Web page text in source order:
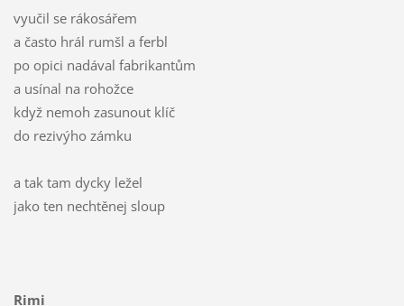
vyučil se rákosářem
a často hrál rumšl a ferbl
po opici nadával fabrikantům
a usínal na rohožce
když nemoh zasunout klíč
do rezivýho zámku
a tak tam dycky ležel
jako ten nechtěnej sloup
Rimi